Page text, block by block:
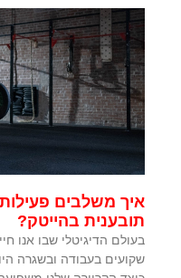
איך משלבים
תובענית בהייטק?
בעולם הדיגיטלי שבו אנו
שקועים בעבודה ובשגרה